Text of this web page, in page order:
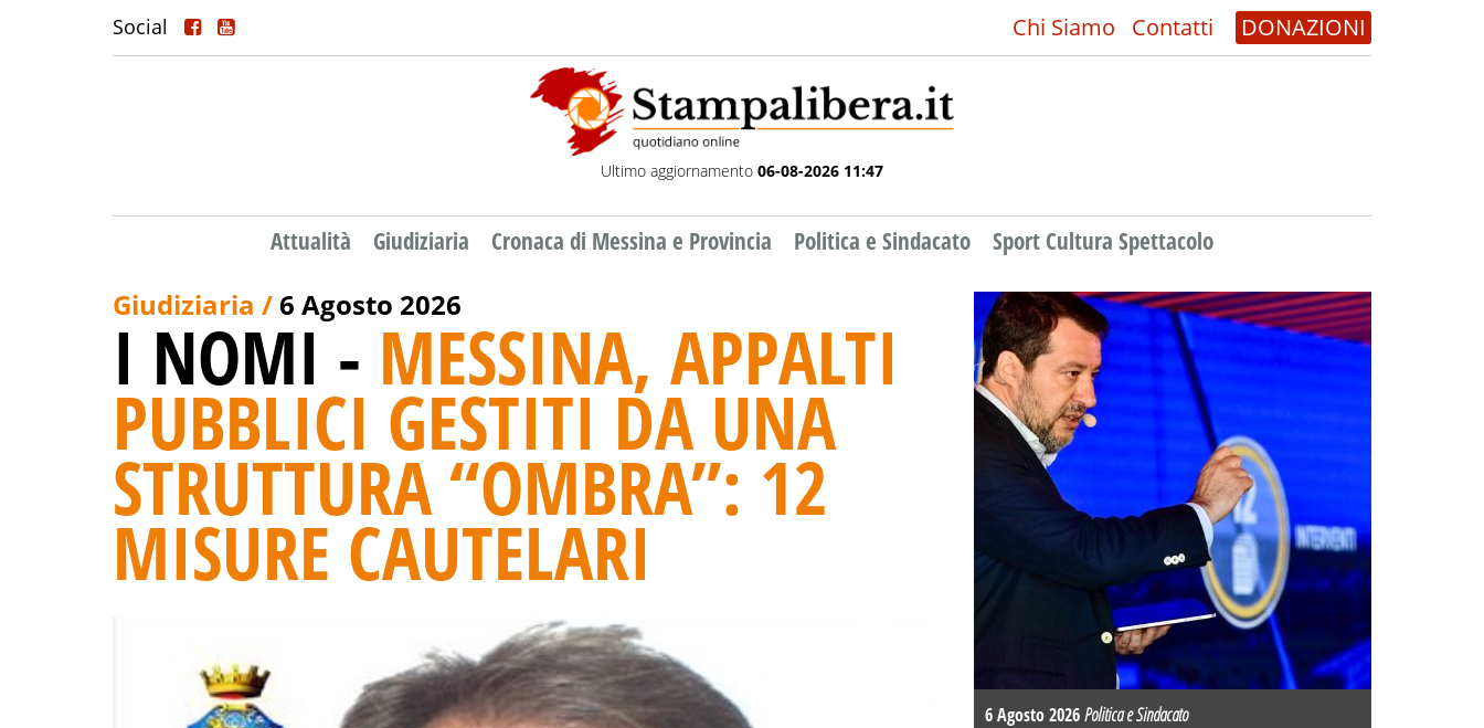
Social Chi Siamo Contatti DONAZIONI
Ultimo aggiornamento 06-08-2026 11:47
Attualità Giudiziaria Cronaca di Messina e Provincia Politica e Sindacato Sport Cultura Spettacolo
Giudiziaria /6 Agosto 2026
I NOMI - MESSINA, APPALTI
PUBBLICI GESTITI DA UNA
STRUTTURA “OMBRA”: 12
MISURE CAUTELARI
6 Agosto 2026Politica e Sindacato